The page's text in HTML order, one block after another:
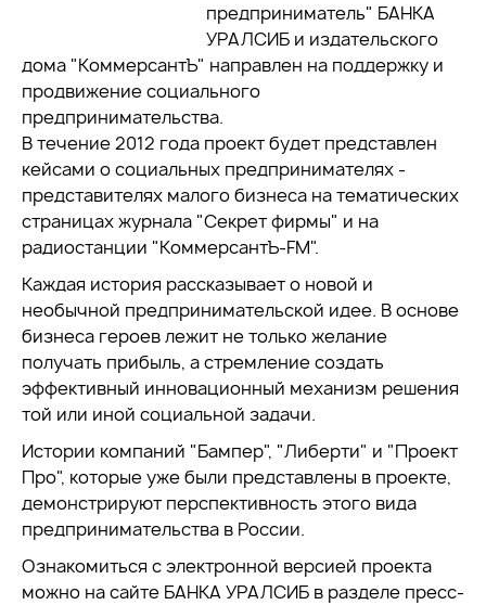
предприниматель" БАНКА
УРАЛСИБ и издательского
дома "КоммерсантЪ" направлен на поддержку и
продвижение социального
предпринимательства.
В течение 2012 года проект будет представлен
кейсами о социальных предпринимателях -
представителях малого бизнеса на тематических
страницах журнала "Секрет фирмы" и на
радиостанции "КоммерсантЪ-FM".
Каждая история рассказывает о новой и
необычной предпринимательской идее. В основе
бизнеса героев лежит не только желание
получать прибыль, а стремление создать
эффективный инновационный механизм решения
той или иной социальной задачи.
Истории компаний "Бампер", "Либерти" и "Проект
Про", которые уже были представлены в проекте,
демонстрируют перспективность этого вида
предпринимательства в России.
Ознакомиться с электронной версией проекта
можно на сайте БАНКА УРАЛСИБ в разделе пресс-